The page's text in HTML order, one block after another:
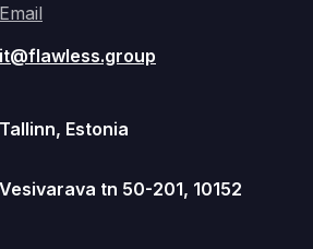
Email
it@flawless.group
Tallinn, Estonia
Vesivarava tn 50-201, 10152